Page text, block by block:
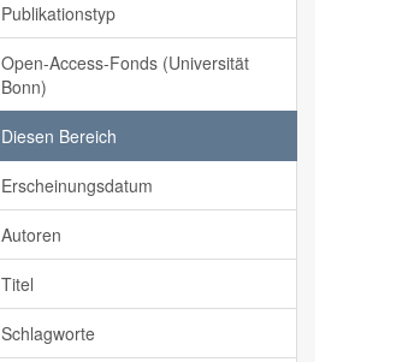
Publikationstyp
Open-Access-Fonds (Universität
Bonn)
Diesen Bereich
Erscheinungsdatum
Autoren
Titel
Schlagworte